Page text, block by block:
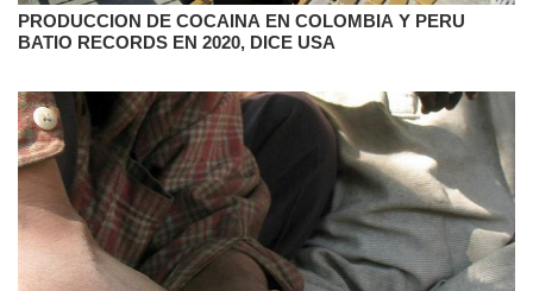
PRODUCCION DE COCAINA EN COLOMBIA Y PERU
BATIO RECORDS EN 2020, DICE USA